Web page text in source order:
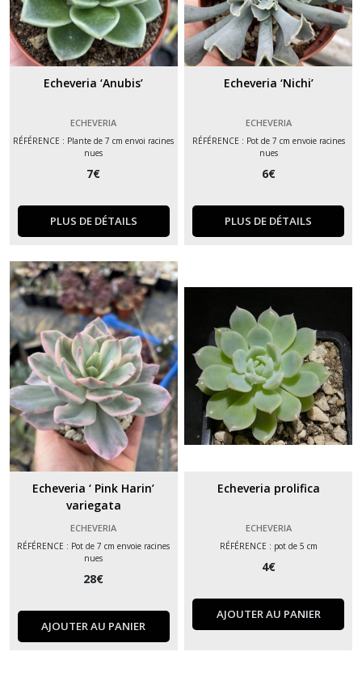
Echeveria ‘Anubis’
ECHEVERIA
RÉFÉRENCE : Plante de 7 cm envoi racines
nues
7€
PLUS DE DÉTAILS
Echeveria ‘Nichi’
ECHEVERIA
RÉFÉRENCE : Pot de 7 cm envoie racines
nues
6€
PLUS DE DÉTAILS
Echeveria ‘ Pink Harin’
variegata
ECHEVERIA
RÉFÉRENCE : Pot de 7 cm envoie racines
nues
28€
AJOUTER AU PANIER
Echeveria prolifica
ECHEVERIA
RÉFÉRENCE : pot de 5 cm
4€
AJOUTER AU PANIER